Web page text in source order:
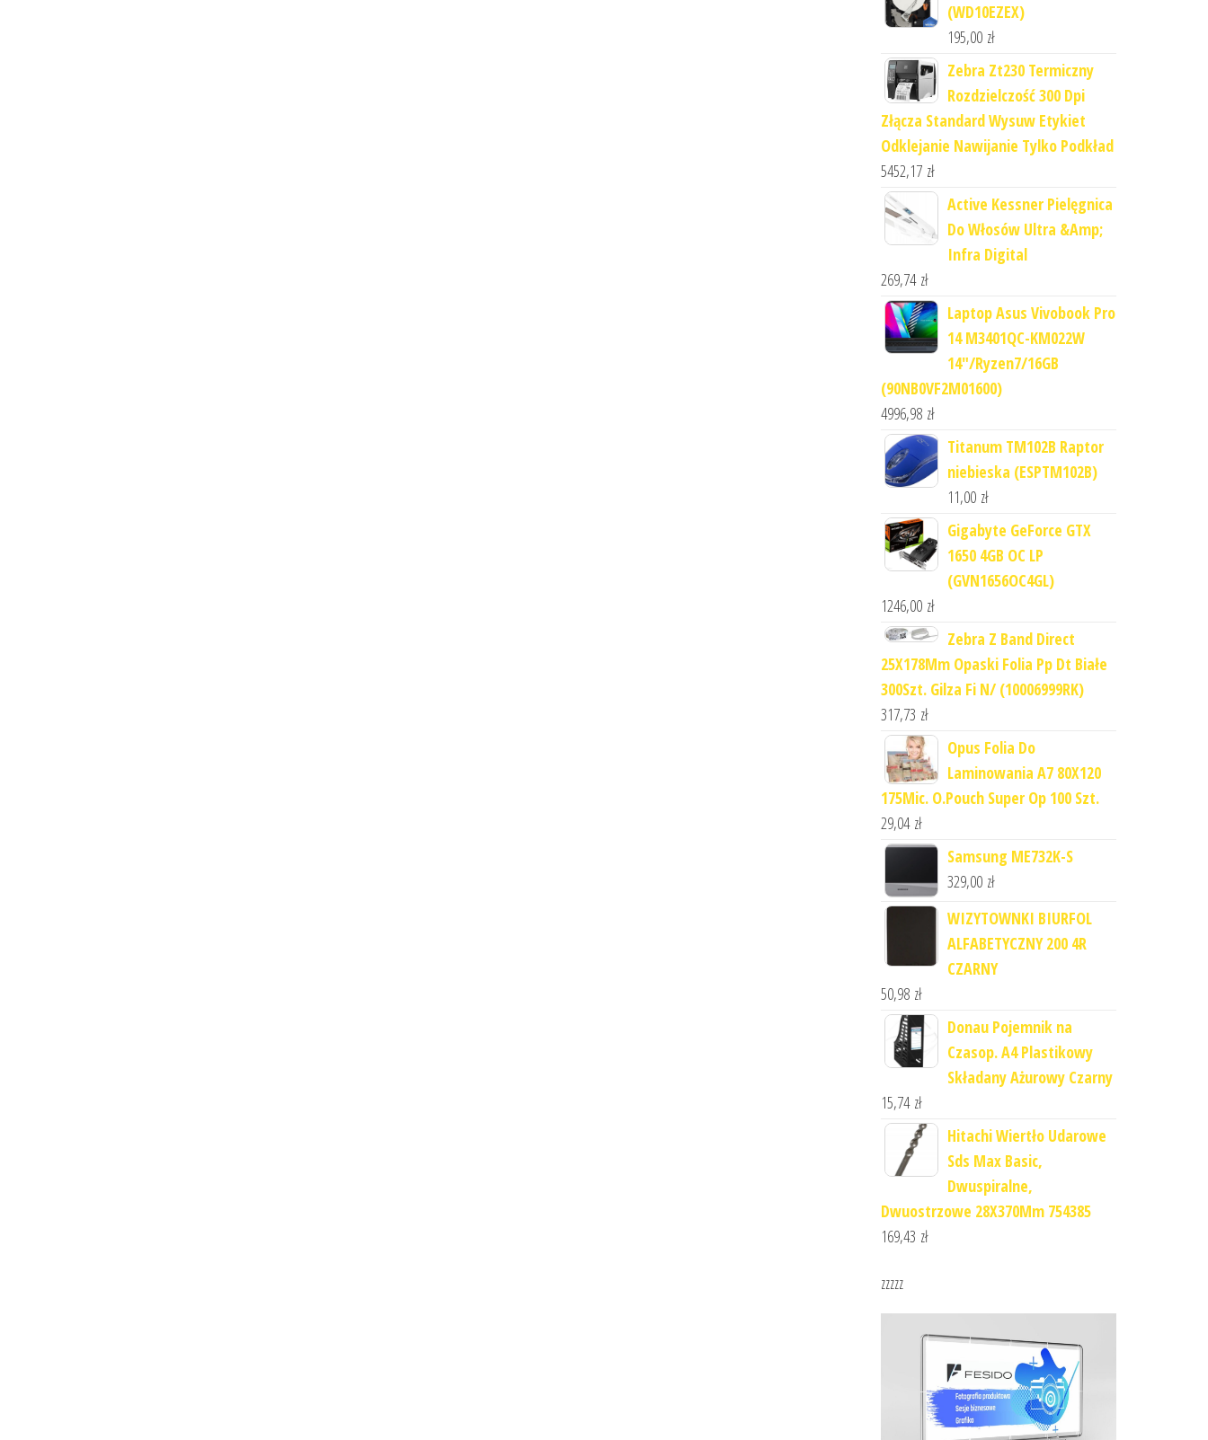
(WD10EZEX)
195,00 zł
Zebra Zt230 Termiczny
Rozdzielczość 300 Dpi
Złącza Standard Wysuw Etykiet
Odklejanie Nawijanie Tylko Podkład
5452,17 zł
Active Kessner Pielęgnica
Do Włosów Ultra &Amp;
Infra Digital
269,74 zł
Laptop Asus Vivobook Pro
14 M3401QC-KM022W
14"/Ryzen7/16GB
(90NB0VF2M01600)
4996,98 zł
Titanum TM102B Raptor
niebieska (ESPTM102B)
11,00 zł
Gigabyte GeForce GTX
1650 4GB OC LP
(GVN1656OC4GL)
1246,00 zł
Zebra Z Band Direct
25X178Mm Opaski Folia Pp Dt Białe
300Szt. Gilza Fi N/ (10006999RK)
317,73 zł
Opus Folia Do
Laminowania A7 80X120
175Mic. O.Pouch Super Op 100 Szt.
29,04 zł
Samsung ME732K-S
329,00 zł
WIZYTOWNKI BIURFOL
ALFABETYCZNY 200 4R
CZARNY
50,98 zł
Donau Pojemnik na
Czasop. A4 Plastikowy
Składany Ażurowy Czarny
15,74 zł
Hitachi Wiertło Udarowe
Sds Max Basic,
Dwuspiralne,
Dwuostrzowe 28X370Mm 754385
169,43 zł
zzzzz